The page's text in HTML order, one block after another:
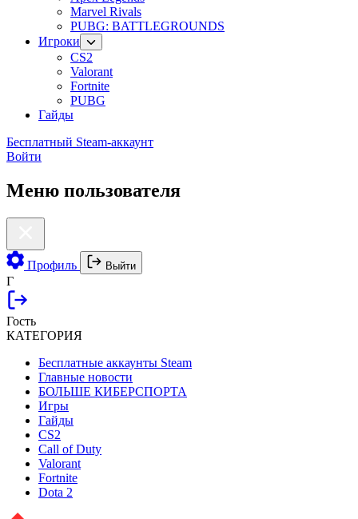
Marvel Rivals
PUBG: BATTLEGROUNDS
Игроки
CS2
Valorant
Fortnite
PUBG
Гайды
Бесплатный Steam-аккаунт
Войти
Меню пользователя
Профиль Выйти
Г
Гость
КАТЕГОРИЯ
Бесплатные аккаунты Steam
Главные новости
БОЛЬШЕ КИБЕРСПОРТА
Игры
Гайды
CS2
Call of Duty
Valorant
Fortnite
Dota 2